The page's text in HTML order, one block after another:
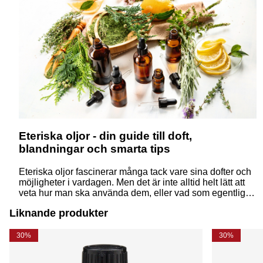
Eteriska oljor - din guide till doft,
blandningar och smarta tips
Eteriska oljor fascinerar många tack vare sina dofter och
möjligheter i vardagen. Men det är inte alltid helt lätt att
veta hur man ska använda dem, eller vad som egentligen
vanligaste frågorna – på ett enkelt och inspirerande sätt.
Liknande produkter
30% 30%